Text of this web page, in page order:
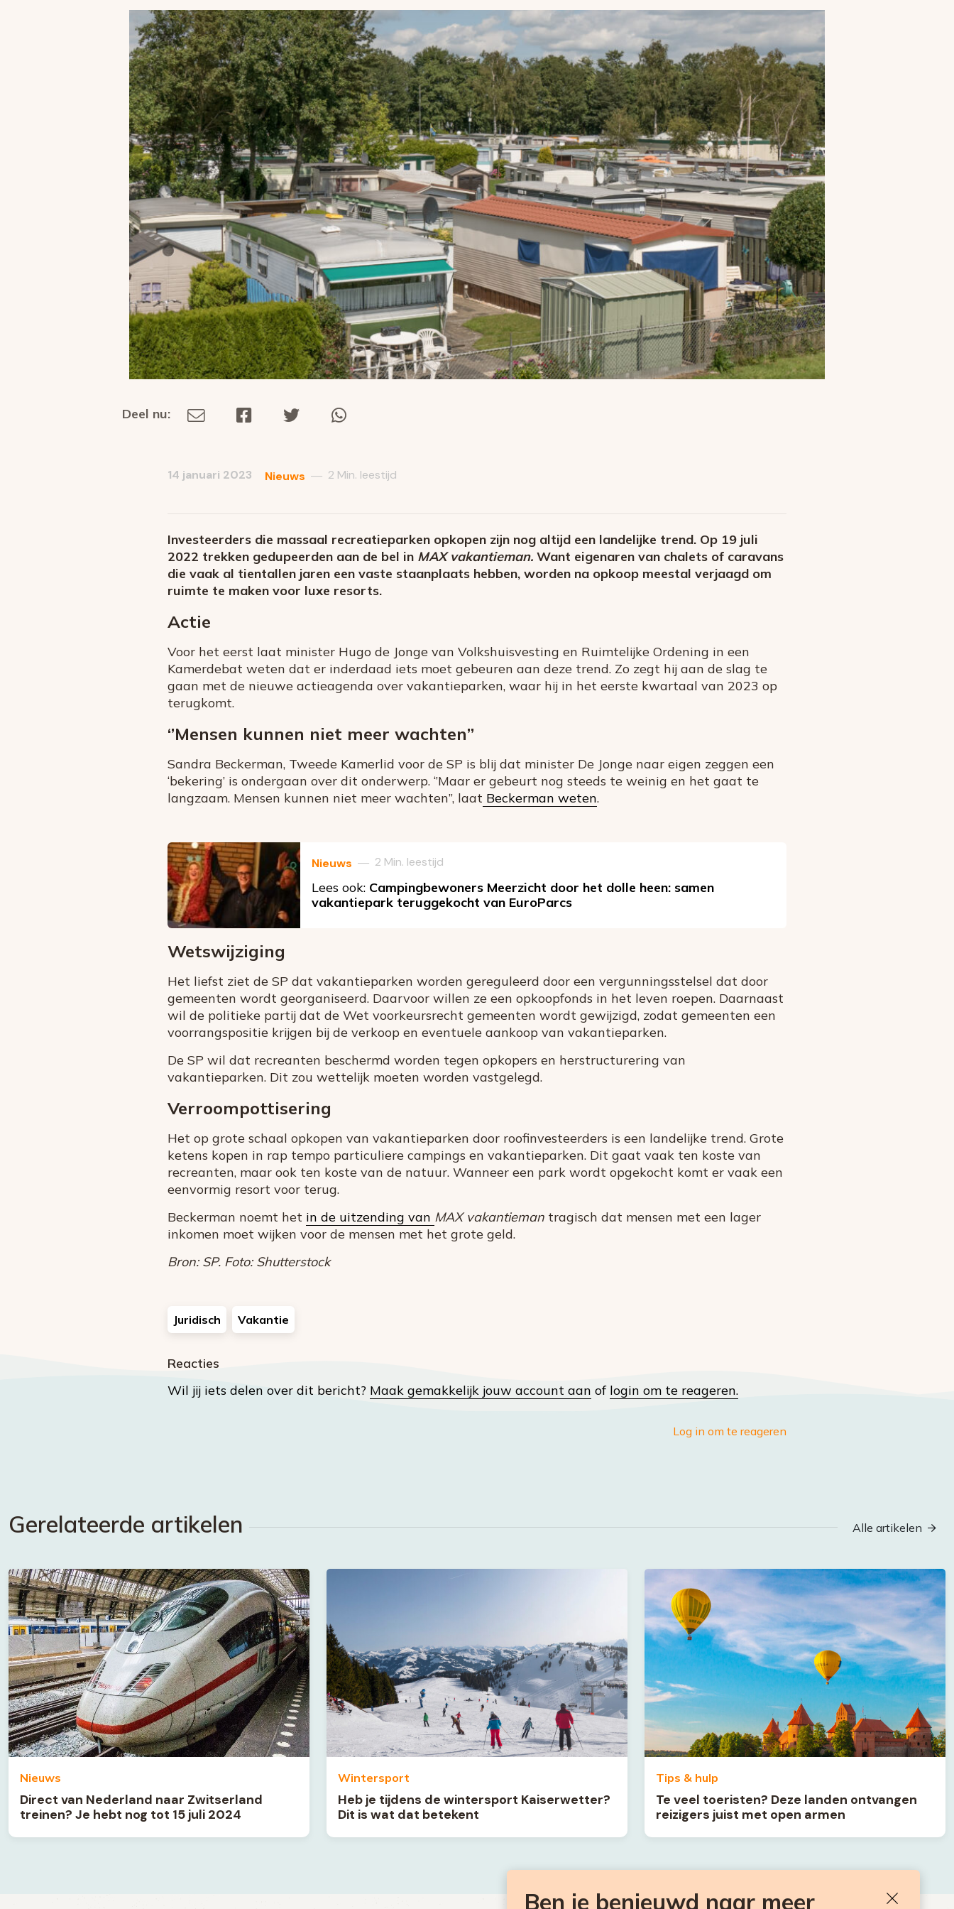
Deel
Deel nu:
mail
14 januari 2023 Nieuws — 2 Min. leestijd
Investeerders die massaal recreatieparken opkopen zijn nog altijd een landelijke trend. Op 19 juli
2022 trekken gedupeerden aan de bel in MAX vakantieman. Want eigenaren van chalets of caravans
die vaak al tientallen jaren een vaste staanplaats hebben, worden na opkoop meestal verjaagd om
ruimte te maken voor luxe resorts.
Actie
Voor het eerst laat minister Hugo de Jonge van Volkshuisvesting en Ruimtelijke Ordening in een
Kamerdebat weten dat er inderdaad iets moet gebeuren aan deze trend. Zo zegt hij aan de slag te
gaan met de nieuwe actieagenda over vakantieparken, waar hij in het eerste kwartaal van 2023 op
terugkomt.
‘’Mensen kunnen niet meer wachten’’
Sandra Beckerman, Tweede Kamerlid voor de SP is blij dat minister De Jonge naar eigen zeggen een
‘bekering’ is ondergaan over dit onderwerp. ‘’Maar er gebeurt nog steeds te weinig en het gaat te
langzaam. Mensen kunnen niet meer wachten”, laat Beckerman weten.
Nieuws — 2 Min. leestijd
Lees ook: Campingbewoners Meerzicht door het dolle heen: samen
vakantiepark teruggekocht van EuroParcs
Wetswijziging
Het liefst ziet de SP dat vakantieparken worden gereguleerd door een vergunningsstelsel dat door
gemeenten wordt georganiseerd. Daarvoor willen ze een opkoopfonds in het leven roepen. Daarnaast
wil de politieke partij dat de Wet voorkeursrecht gemeenten wordt gewijzigd, zodat gemeenten een
voorrangspositie krijgen bij de verkoop en eventuele aankoop van vakantieparken.
De SP wil dat recreanten beschermd worden tegen opkopers en herstructurering van
vakantieparken. Dit zou wettelijk moeten worden vastgelegd.
Verroompottisering
Het op grote schaal opkopen van vakantieparken door roofinvesteerders is een landelijke trend. Grote
ketens kopen in rap tempo particuliere campings en vakantieparken. Dit gaat vaak ten koste van
recreanten, maar ook ten koste van de natuur. Wanneer een park wordt opgekocht komt er vaak een
eenvormig resort voor terug.
Beckerman noemt het in de uitzending van MAX vakantieman tragisch dat mensen met een lager
inkomen moet wijken voor de mensen met het grote geld.
Bron: SP. Foto: Shutterstock
Juridisch Vakantie
Reacties
Wil jij iets delen over dit bericht? Maak gemakkelijk jouw account aan of login om te reageren.
Log in om te reageren
Gerelateerde artikelen Alle artikelen
Nieuws
Direct van Nederland naar Zwitserland
treinen? Je hebt nog tot 15 juli 2024
Wintersport
Heb je tijdens de wintersport Kaiserwetter?
Dit is wat dat betekent
Tips & hulp
Te veel toeristen? Deze landen ontvangen
reizigers juist met open armen
Ben je benieuwd naar meer